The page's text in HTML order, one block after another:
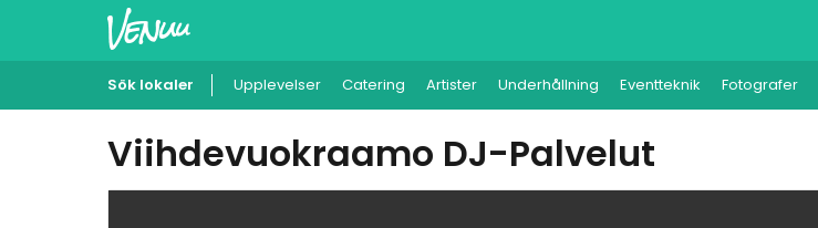
Sök lokaler Upplevelser Catering Artister Underhållning Eventteknik Fotografer
Viihdevuokraamo DJ-Palvelut